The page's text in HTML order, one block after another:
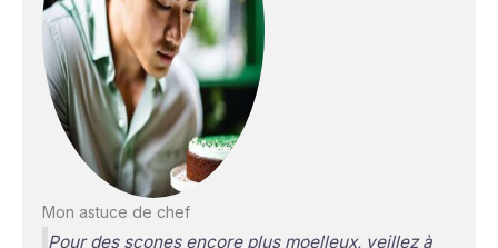
Mon astuce de chef
Pour des scones encore plus moelleux, veillez à